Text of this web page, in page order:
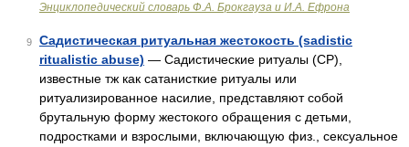
Энциклопедический словарь Ф.А. Брокгауза и И.А. Ефрона
9
Садистическая ритуальная жестокость (sadistic
ritualistic abuse) — Садистические ритуалы (СР),
известные тж как сатанисткие ритуалы или
ритуализированное насилие, представляют собой
брутальную форму жестокого обращения с детьми,
подростками и взрослыми, включающую физ., сексуальное